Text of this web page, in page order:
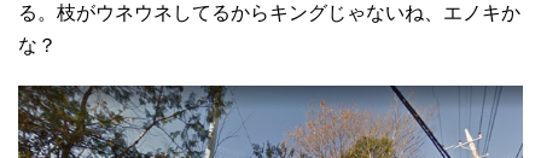
る。枝がウネウネしてるからキングじゃないね、エノキか
な？